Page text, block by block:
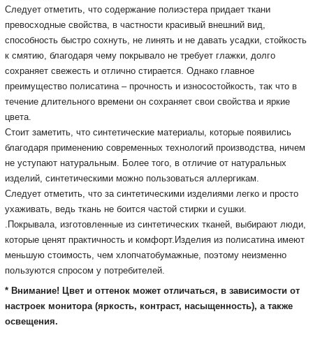
Следует отметить, что содержание полиэстера придает ткани
превосходные свойства, в частности красивый внешний вид,
способность быстро сохнуть, не линять и не давать усадки, стойкость
к смятию, благодаря чему покрывало не требует глажки, долго
сохраняет свежесть и отлично стирается. Однако главное
преимущество полисатина – прочность и износостойкость, так что в
течение длительного времени он сохраняет свои свойства и яркие
цвета.
Стоит заметить, что синтетические материалы, которые появились
благодаря применению современных технологий производства, ничем
не уступают натуральным. Более того, в отличие от натуральных
изделий, синтетическими можно пользоваться аллергикам.
Следует отметить, что за синтетическими изделиями легко и просто
ухаживать, ведь ткань не боится частой стирки и сушки.
. Покрывала, изготовленные из синтетических тканей, выбирают люди,
которые ценят практичность и комфорт. Изделия из полисатина имеют
меньшую стоимость, чем хлопчатобумажные, поэтому неизменно
пользуются спросом у потребителей.
* Внимание! Цвет и оттенок может отличаться, в зависимости от
настроек монитора (яркость, контраст, насыщенность), а также
освещения.